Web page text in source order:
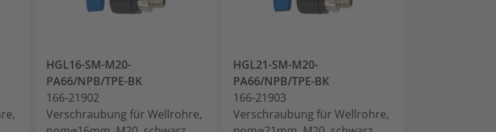
HGL16-SM-M20-
PA66/NPB/TPE-BK
166-21902
Verschraubung für Wellrohre,
HGL21-SM-M20-
PA66/NPB/TPE-BK
166-21903
Verschraubung für Wellrohre,